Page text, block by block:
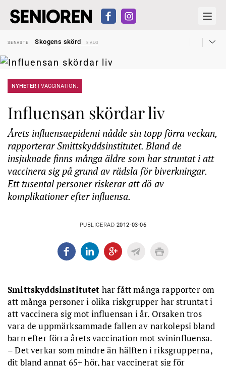
SENASTE
Skogens skörd
8 AUG
SENASTE
Reform för äldre kan bli slag i luften
Kravet: Nu måste 65-årsgränsen bort
SENASTE
Snart kan telefonförsäljning förbjudas i Sverige
SENASTE
Hyror rusar ifrån äldres bostadstillägg
NYHETER | VACCINATION.
Influensan skördar liv
Årets influensaepidemi nådde sin topp förra veckan,
rapporterar Smittskyddsinstitutet. Bland de
insjuknade finns många äldre som har struntat i att
vaccinera sig på grund av rädsla för biverkningar.
Ett tusental personer riskerar att dö av
komplikationer efter influensa.
PUBLICERAD 2012-03-06
Smittskyddsinstitutet har fått många rapporter om
att många personer i olika riskgrupper har struntat i
att vaccinera sig mot influensan i år. Orsaken tros
vara de uppmärksammade fallen av narkolepsi bland
barn efter förra årets vaccination mot svininfluensa.
– Det verkar som mindre än hälften i riksgrupperna,
dit bland annat 65+ hör, har vaccinerat sig för